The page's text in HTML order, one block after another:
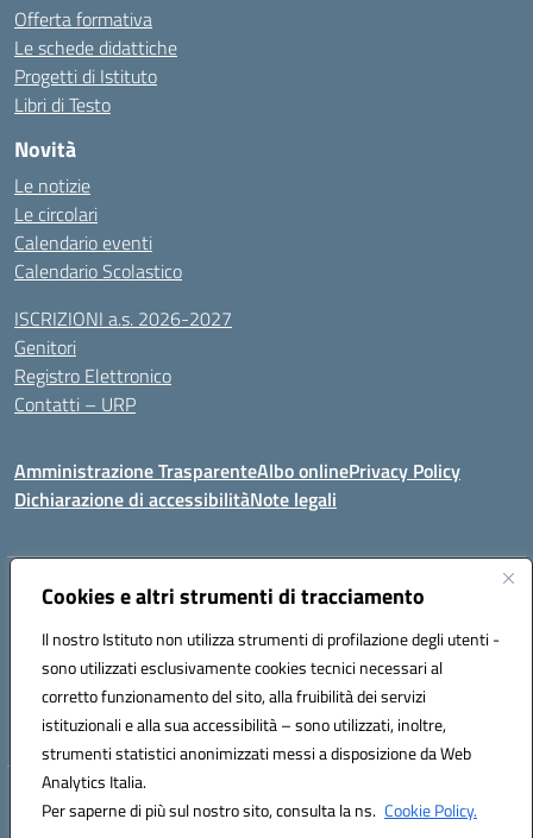
Cookies e altri strumenti di tracciamento
Il nostro Istituto non utilizza strumenti di profilazione degli utenti -
sono utilizzati esclusivamente cookies tecnici necessari al
corretto funzionamento del sito, alla fruibilità dei servizi
istituzionali e alla sua accessibilità – sono utilizzati, inoltre,
strumenti statistici anonimizzati messi a disposizione da Web
Analytics Italia.
Per saperne di più sul nostro sito, consulta la ns. Cookie Policy.
Offerta formativa
Le schede didattiche
Progetti di Istituto
Libri di Testo
Novità
Le notizie
Le circolari
Calendario eventi
Calendario Scolastico
ISCRIZIONI a.s. 2026-2027
Genitori
Registro Elettronico
Contatti – URP
Amministrazione TrasparenteAlbo onlinePrivacy Policy
Dichiarazione di accessibilitàNote legali
Indirizzo:Via Tiziano, 50 - 60125 Ancona
Posta elettronica certificata (PEC):anic81600p@pec.istruzione.it
Codice fiscale: 93084460422
Codice meccanografico: ANIC81600P
Hosting & Powered by 3D Solution S.r.l.
Concept & Design by Designers Italia